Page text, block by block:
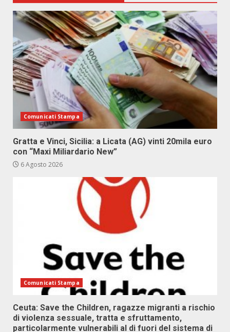
Comunicati Stampa
Gratta e Vinci, Sicilia: a Licata (AG) vinti 20mila euro
con “Maxi Miliardario New”
6 Agosto 2026
Comunicati Stampa
Ceuta: Save the Children, ragazze migranti a rischio
di violenza sessuale, tratta e sfruttamento,
particolarmente vulnerabili al di fuori del sistema di